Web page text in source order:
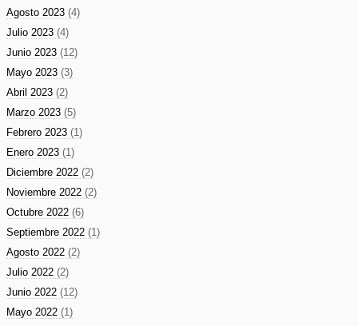
Agosto 2023 (4)
Julio 2023 (4)
Junio 2023 (12)
Mayo 2023 (3)
Abril 2023 (2)
Marzo 2023 (5)
Febrero 2023 (1)
Enero 2023 (1)
Diciembre 2022 (2)
Noviembre 2022 (2)
Octubre 2022 (6)
Septiembre 2022 (1)
Agosto 2022 (2)
Julio 2022 (2)
Junio 2022 (12)
Mayo 2022 (1)